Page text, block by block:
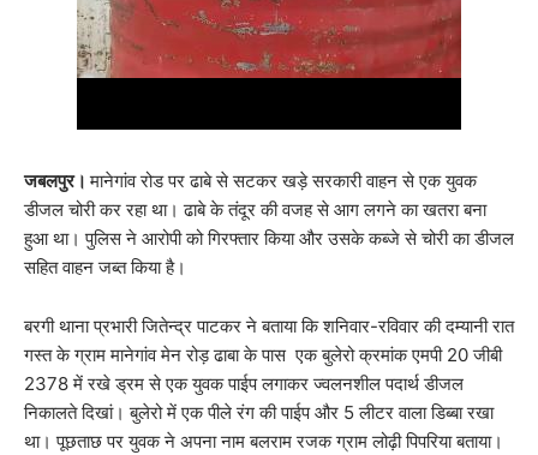
जबलपुर।मानेगांव रोड पर ढाबे से सटकर खड़े सरकारी वाहन से एक युवक
डीजल चोरी कर रहा था। ढाबे के तंदूर की वजह से आग लगने का खतरा बना
हुआ था। पुलिस ने आरोपी को गिरफ्तार किया और उसके कब्जे से चोरी का डीजल
सहित वाहन जब्त किया है।
बरगी थाना प्रभारी जितेन्द्र पाटकर ने बताया कि शनिवार-रविवार की दम्यानी रात
गस्त के ग्राम मानेगांव मेन रोड़ ढाबा के पास एक बुलेरो क्रमांक एमपी 20 जीबी
2378 में रखे ड्रम से एक युवक पाईप लगाकर ज्वलनशील पदार्थ डीजल
निकालते दिखां। बुलेरो में एक पीले रंग की पाईप और 5 लीटर वाला डिब्बा रखा
था। पूछताछ पर युवक ने अपना नाम बलराम रजक ग्राम लोढ़ी पिपरिया बताया।